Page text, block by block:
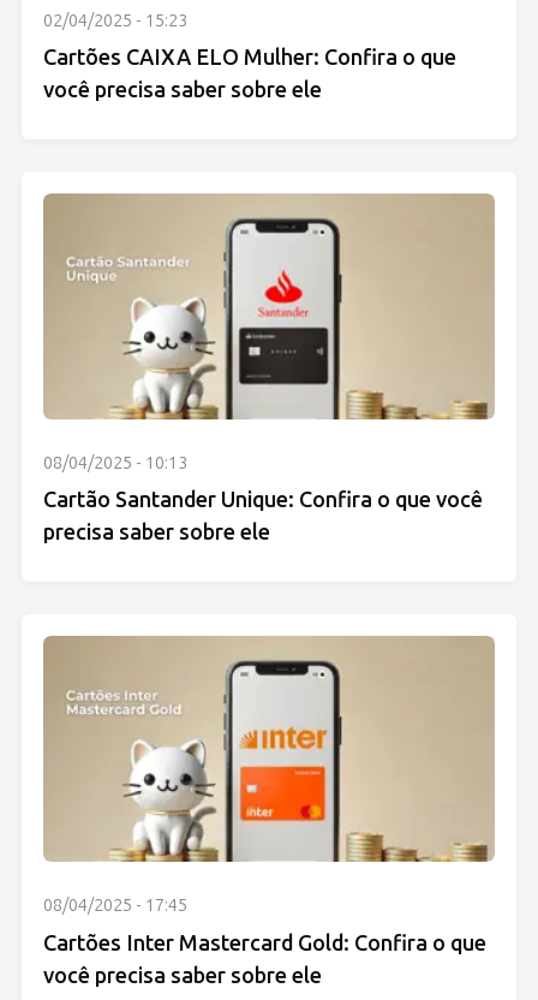
02/04/2025 - 15:23
Cartões CAIXA ELO Mulher: Confira o que
você precisa saber sobre ele
08/04/2025 - 10:13
Cartão Santander Unique: Confira o que você
precisa saber sobre ele
08/04/2025 - 17:45
Cartões Inter Mastercard Gold: Confira o que
você precisa saber sobre ele